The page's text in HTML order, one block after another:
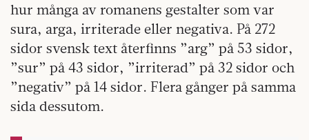
hur många av romanens gestalter som var
sura, arga, irriterade eller negativa. På 272
sidor svensk text återfinns ”arg” på 53 sidor,
”sur” på 43 sidor, ”irriterad” på 32 sidor och
”negativ” på 14 sidor. Flera gånger på samma
sida dessutom.